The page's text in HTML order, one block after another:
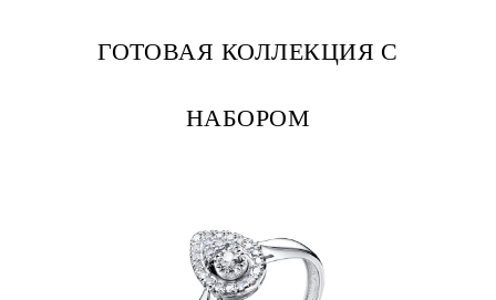
ГОТОВАЯ КОЛЛЕКЦИЯ С
НАБОРОМ